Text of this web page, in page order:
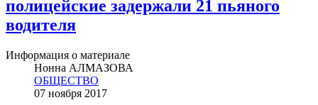
полицейские задержали 21 пьяного
водителя
Информация о материале
Нонна АЛМАЗОВА
ОБЩЕСТВО
07 ноября 2017